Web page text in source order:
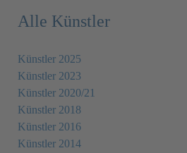
Alle Künstler
Künstler 2025
Künstler 2023
Künstler 2020/21
Künstler 2018
Künstler 2016
Künstler 2014